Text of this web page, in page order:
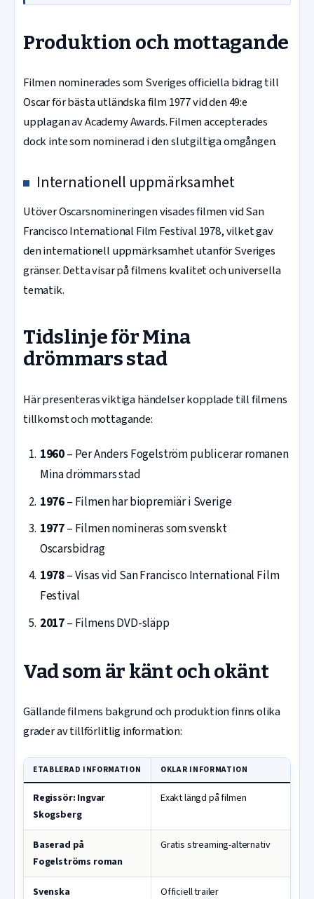
Produktion och mottagande
Filmen nominerades som Sveriges officiella bidrag till
Oscar för bästa utländska film 1977 vid den 49:e
upplagan av Academy Awards. Filmen accepterades
dock inte som nominerad i den slutgiltiga omgången.
Internationell uppmärksamhet
Utöver Oscarsnomineringen visades filmen vid San
Francisco International Film Festival 1978, vilket gav
den internationell uppmärksamhet utanför Sveriges
gränser. Detta visar på filmens kvalitet och universella
tematik.
Tidslinje för Mina
drömmars stad
Här presenteras viktiga händelser kopplade till filmens
tillkomst och mottagande:
1960– Per Anders Fogelström publicerar romanen
Mina drömmars stad
1976– Filmen har biopremiär i Sverige
1977– Filmen nomineras som svenskt
Oscarsbidrag
1978– Visas vid San Francisco International Film
Festival
2017– Filmens DVD-släpp
Vad som är känt och okänt
Gällande filmens bakgrund och produktion finns olika
grader av tillförlitlig information:
ETABLERAD INFORMATION OKLAR INFORMATION
Regissör: Ingvar
Skogsberg
Exakt längd på filmen
Baserad på
Fogelströms roman
Gratis streaming-alternativ
Svenska Officiell trailer